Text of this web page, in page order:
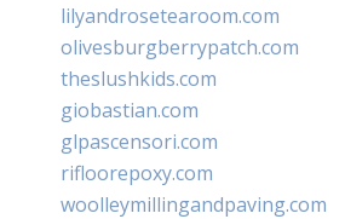
lilyandrosetearoom.com
olivesburgberrypatch.com
theslushkids.com
giobastian.com
glpascensori.com
rifloorepoxy.com
woolleymillingandpaving.com